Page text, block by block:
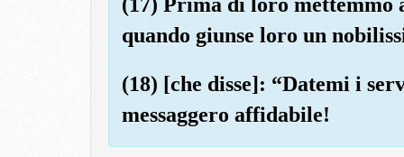
quando giunse loro un
(18) [che disse]: “Datemi i
messaggero affidabile!